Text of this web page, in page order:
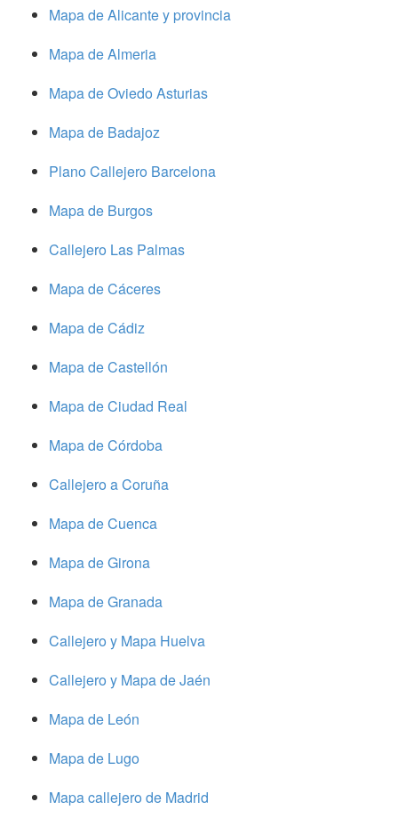
Mapa de Alicante y provincia
Mapa de Almeria
Mapa de Oviedo Asturias
Mapa de Badajoz
Plano Callejero Barcelona
Mapa de Burgos
Callejero Las Palmas
Mapa de Cáceres
Mapa de Cádiz
Mapa de Castellón
Mapa de Ciudad Real
Mapa de Córdoba
Callejero a Coruña
Mapa de Cuenca
Mapa de Girona
Mapa de Granada
Callejero y Mapa Huelva
Callejero y Mapa de Jaén
Mapa de León
Mapa de Lugo
Mapa callejero de Madrid